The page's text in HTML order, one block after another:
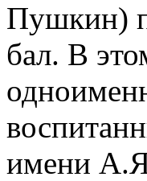
Пушкин)
бал. В
имени